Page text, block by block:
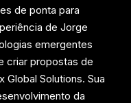
de ponta para
de Jorge
emergentes
criar propostas de
Global Solutions. Sua
da